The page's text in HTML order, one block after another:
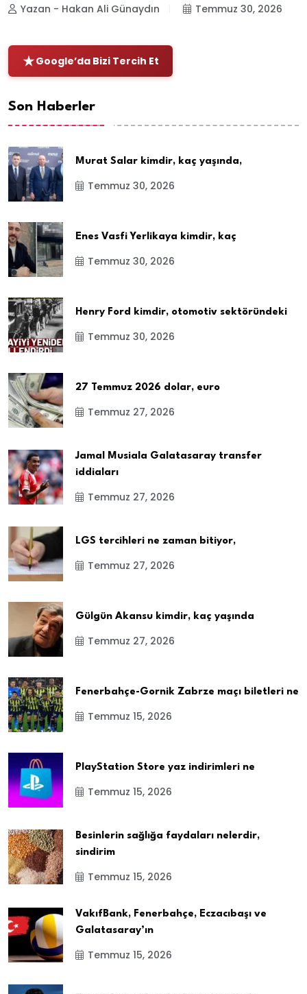
Yazan - Hakan Ali Günaydın Temmuz 30, 2026
Google’da Bizi Tercih Et
Son Haberler
Murat Salar kimdir, kaç yaşında,
Temmuz 30, 2026
Enes Vasfi Yerlikaya kimdir, kaç
Temmuz 30, 2026
Henry Ford kimdir, otomotiv sektöründeki
Temmuz 30, 2026
27 Temmuz 2026 dolar, euro
Temmuz 27, 2026
Jamal Musiala Galatasaray transfer
iddiaları
Temmuz 27, 2026
LGS tercihleri ne zaman bitiyor,
Temmuz 27, 2026
Gülgün Akansu kimdir, kaç yaşında
Temmuz 27, 2026
Fenerbahçe-Gornik Zabrze maçı biletleri ne
Temmuz 15, 2026
PlayStation Store yaz indirimleri ne
Temmuz 15, 2026
Besinlerin sağlığa faydaları nelerdir,
sindirim
Temmuz 15, 2026
VakıfBank, Fenerbahçe, Eczacıbaşı ve
Galatasaray’ın
Temmuz 15, 2026